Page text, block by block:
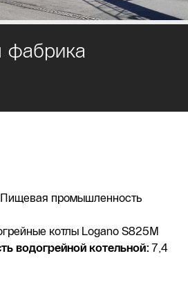
фабрика
Пищевая промышленность
котлы Logano S825M
водогрейной котельной: 7,4